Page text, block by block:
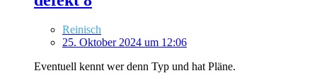
Reinisch
25. Oktober 2024 um 12:06
Eventuell kennt wer denn Typ und hat Pläne.